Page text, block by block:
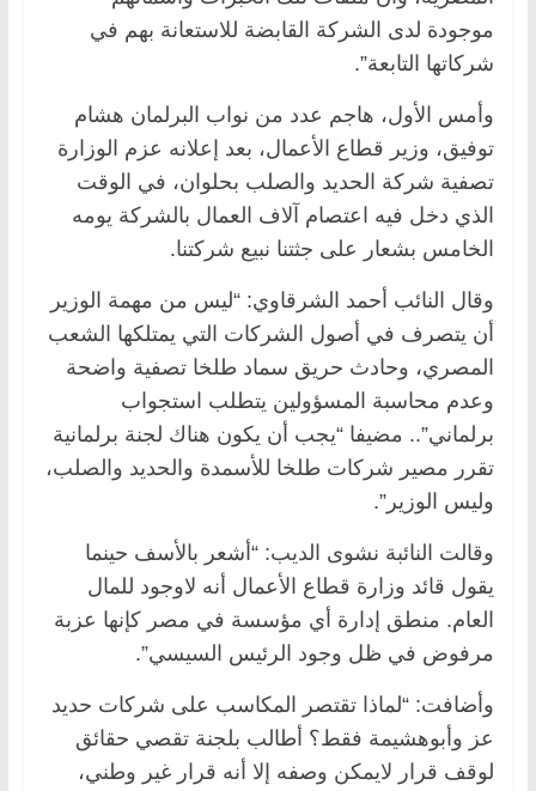
موجودة لدى الشركة القابضة للاستعانة بهم في
شركاتها التابعة”.
وأمس الأول، هاجم عدد من نواب البرلمان هشام
توفيق، وزير قطاع الأعمال، بعد إعلانه عزم الوزارة
تصفية شركة الحديد والصلب بحلوان، في الوقت
الذي دخل فيه اعتصام آلاف العمال بالشركة يومه
الخامس بشعار على جثتنا نبيع شركتنا.
وقال النائب أحمد الشرقاوي: “ليس من مهمة الوزير
أن يتصرف في أصول الشركات التي يمتلكها الشعب
المصري، وحادث حريق سماد طلخا تصفية واضحة
وعدم محاسبة المسؤولين يتطلب استجواب
برلماني”.. مضيفا “يجب أن يكون هناك لجنة برلمانية
تقرر مصير شركات طلخا للأسمدة والحديد والصلب،
وليس الوزير”.
وقالت النائبة نشوى الديب: “أشعر بالأسف حينما
يقول قائد وزارة قطاع الأعمال أنه لاوجود للمال
العام. منطق إدارة أي مؤسسة في مصر كإنها عزبة
مرفوض في ظل وجود الرئيس السيسي”.
وأضافت: “لماذا تقتصر المكاسب على شركات حديد
عز وأبوهشيمة فقط؟ أطالب بلجنة تقصي حقائق
لوقف قرار لايمكن وصفه إلا أنه قرار غير وطني،